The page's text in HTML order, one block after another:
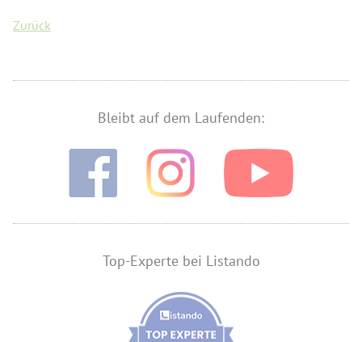
Zurück
Bleibt auf dem Laufenden:
Top-Experte bei Listando